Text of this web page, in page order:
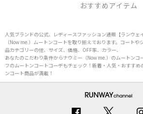
おすすめアイテム
人気ブランドの公式、レディースファッション通販【ランウェ
（Now me.）ムートンコートを取り揃えております。コート
品カテゴリーの他、サイズ、価格、OFF率、カラー、
あなたのこだわり条件からナウミー（Now me.）のムートンコ
フのムートンコートコーデもチェック！新着・人気・おすすめ
ンコート商品が満載！